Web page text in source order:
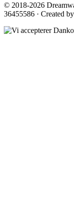
© 2018-2026
36455586 · Created